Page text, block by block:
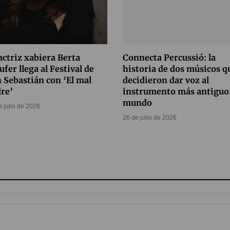
xabiera Berta
llega al Festival de
Sebastián con ‘El mal
julio de 2026
Connecta Percussió: la
historia de dos músicos
decidieron dar voz al
instrumento más antiguo
mundo
26 de julio de 2026